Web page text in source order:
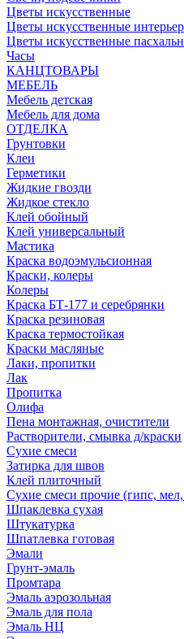
Цветы искусственные
Цветы искусственные
Цветы искусственные
Часы
КАНЦТОВАРЫ
МЕБЕЛЬ
Мебель детская
Мебель для дома
ОТДЕЛКА
Грунтовки
Клеи
Герметики
Жидкие гвозди
Жидкое стекло
Клей обойный
Клей универсальный
Мастика
Краска водоэмульсионная
Краски, колеры
Колеры
Краска БТ-177 и серебрянки
Краска резиновая
Краска термостойкая
Краски масляные
Лаки, пропитки
Лак
Пропитка
Олифа
Пена монтажная, очистители
Растворители, смывка д/краски
Сухие смеси
Затирка для швов
Клей плиточный
Сухие смеси прочие (гипс, мел,
Шпаклевка сухая
Штукатурка
Шпатлевка готовая
Эмали
Грунт-эмаль
Промтара
Эмаль аэрозольная
Эмаль для пола
Эмаль НЦ